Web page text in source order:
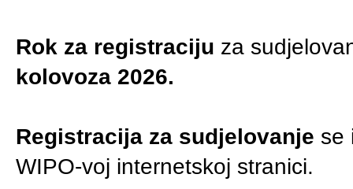
Rok za registraciju za
kolovoza 2026.
Registracija za sudjelovanje se
WIPO-voj internetskoj stranici.